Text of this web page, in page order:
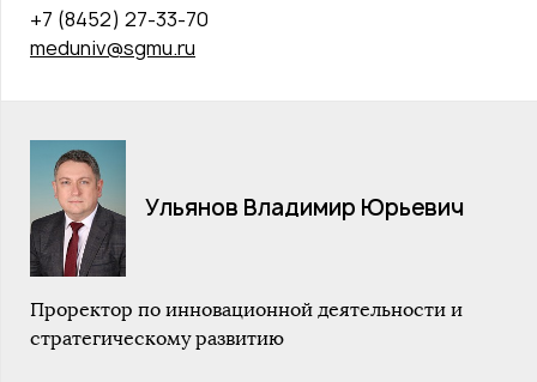
+7 (8452) 27-33-70
meduniv@sgmu.ru
Ульянов Владимир Юрьевич
Проректор по инновационной деятельности и
стратегическому развитию